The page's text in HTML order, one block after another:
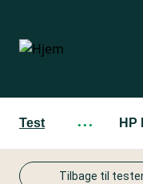
hovedindhold
Test ··· HP
Tilbage til